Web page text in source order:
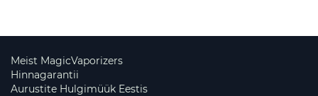
Meist MagicVaporizers
Hinnagarantii
Aurustite Hulgimüük Eestis